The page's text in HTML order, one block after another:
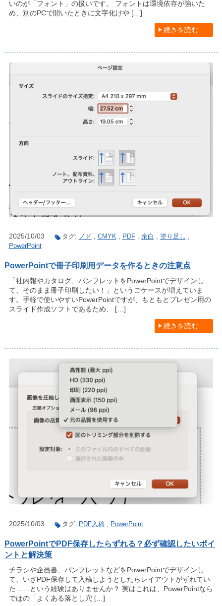
いのが「フォント」の扱いです。 フォントは環境依存が強いた
め、別のPCで開いたときに文字化けや […]
続きを読む
2025/10/03 タグ: ノド , CMYK, PDF, 余白 , 塗り足し ,
PowerPoint
PowerPointで冊子印刷用データを作るときの注意点
「社内報やカタログ、パンフレットをPowerPointでデザインし
て、そのまま冊子印刷したい！」というごケースが増えていま
す。手軽で使いやすいPowerPointですが、もともとプレゼン用の
スライド作成ソフトであるため、 […]
続きを読む
2025/10/03 タグ: PDF入稿, PowerPoint
PowerPointでPDF保存したらずれる？必ず確認したいポイ
ントと解決策
チラシや企画書、パンフレットなどをPowerPointでデザインし
て、いざPDF保存して入稿しようとしたらレイアウトがずれてい
た……という経験はありませんか？ 実はこれは、PowerPointなら
ではの「よくある落とし穴 […]